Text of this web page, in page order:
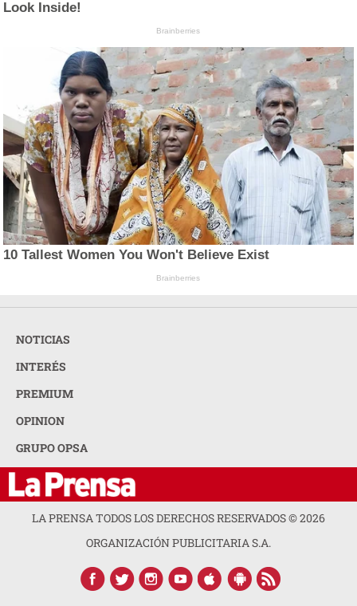
Look Inside!
Brainberries
10 Tallest Women You Won't Believe Exist
Brainberries
NOTICIAS
INTERÉS
PREMIUM
OPINION
GRUPO OPSA
LA PRENSA TODOS LOS DERECHOS RESERVADOS ©2026
ORGANIZACIÓN PUBLICITARIA S.A.